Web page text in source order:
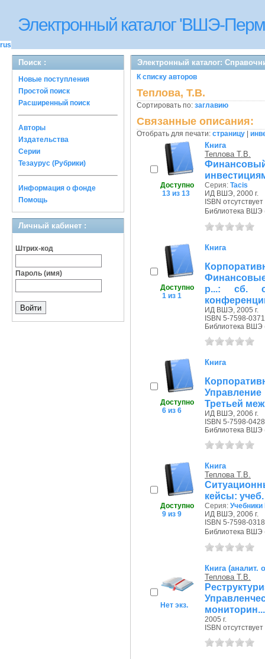
Электронный каталог 'ВШЭ-
rus
Поиск :
Новые поступления
Простой поиск
Расширенный поиск
Авторы
Издательства
Серии
Тезаурус (Рубрики)
Информация о фонде
Помощь
Личный кабинет :
Штрих-код
Пароль (имя)
Электронный каталог:
К списку авторов
Теплова, Т.В.
Сортировать по: заглавию
Связанные описания:
Отобрать для печати: страницу
Доступно
13 из 13
Книга
Теплова Т.В.
Серия: Tacis
ИД ВШЭ, 2000 г.
ISBN отсутствует
Библиотека ВШЭ
Доступно
1 из 1
Книга
р...: сб.
ИД ВШЭ, 2005 г.
ISBN 5-7598-
Библиотека ВШЭ
Доступно
6 из 6
Книга
Третьей
ИД ВШЭ, 2006 г.
ISBN 5-7598-
Библиотека ВШЭ
Доступно
9 из 9
Книга
Теплова Т.В.
кейсы:
Серия:
ИД ВШЭ, 2006 г.
ISBN 5-7598-
Библиотека ВШЭ
Нет экз.
Книга (аналит.
Теплова Т.В.
мониторин...
2005 г.
ISBN отсутствует